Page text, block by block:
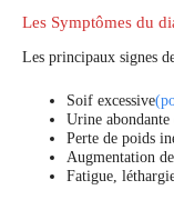
Les Symptômes du
Les principaux signes
Soif excessive
Urine
Perte de poids
Augmentation
Fatigue,